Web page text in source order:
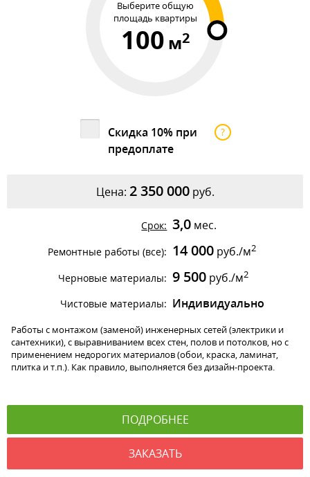
Выберите общую
площадь квартиры
100 м2
Скидка 10% при
предоплате
?
Цена: 2 350 000руб.
Срок: 3,0 мес.
Ремонтные работы (все): 14 000 руб./м2
Черновые материалы: 9 500 руб./м2
Чистовые материалы: Индивидуально
Работы с монтажом (заменой) инженерных сетей (электрики и
сантехники), с выравниванием всех стен, полов и потолков, но с
применением недорогих материалов (обои, краска, ламинат,
плитка и т.п.). Как правило, выполняется без дизайн-проекта.
ПОДРОБНЕЕ
ЗАКАЗАТЬ